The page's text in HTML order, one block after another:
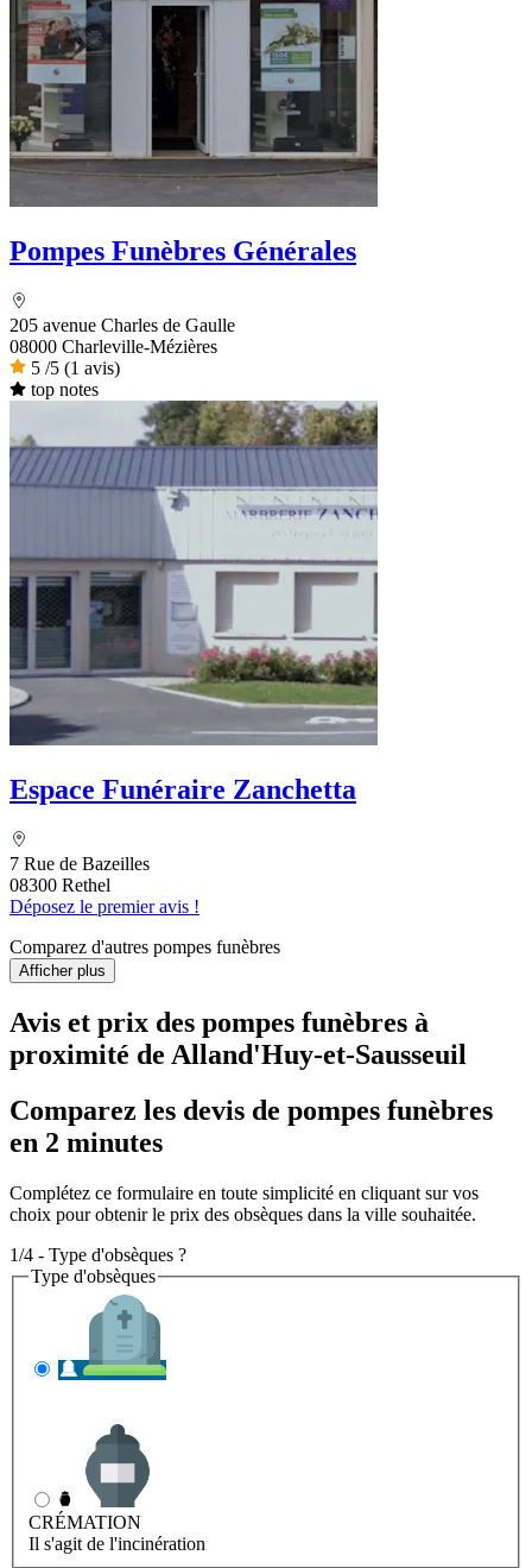
Pompes Funèbres Générales
205 avenue Charles de Gaulle
08000 Charleville-Mézières
5 /5 (1 avis)
top notes
Espace Funéraire Zanchetta
7 Rue de Bazeilles
08300 Rethel
Déposez le premier avis !
Comparez d'autres pompes funèbres
Afficher plus
Avis et prix des pompes funèbres à
proximité de Alland'Huy-et-Sausseuil
Comparez les devis de pompes funèbres
en 2 minutes
Complétez ce formulaire en toute simplicité en cliquant sur vos
choix pour obtenir le prix des obsèques dans la ville souhaitée.
1/4 - Type d'obsèques ?
Type d'obsèques
CRÉMATION
Il s'agit de l'incinération